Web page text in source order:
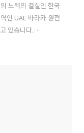
노력의 결실인 한국
인 UAE 바라카 원전
있습니다.
우리 기술로 지어